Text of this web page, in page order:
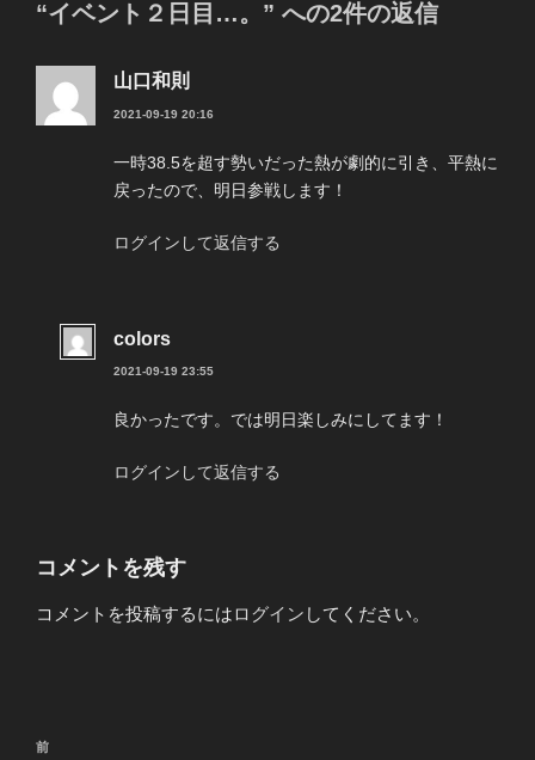
“イベント２日目…。” への2件の返信
山口和則
2021-09-19 20:16
一時38.5を超す勢いだった熱が劇的に引き、平熱に
戻ったので、明日参戦します！
ログインして返信する
colors
2021-09-19 23:55
良かったです。では明日楽しみにしてます！
ログインして返信する
コメントを残す
コメントを投稿するにはログイン してください。
投
前
前